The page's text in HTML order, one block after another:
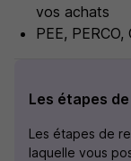
vos achats
PEE,
Les étapes
Les étapes de
laquelle vous